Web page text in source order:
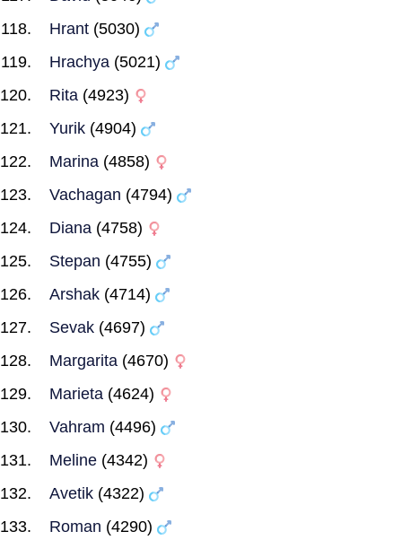
Hrant (5030)
Hrachya (5021)
Rita (4923)
Yurik (4904)
Marina (4858)
Vachagan (4794)
Diana (4758)
Stepan (4755)
Arshak (4714)
Sevak (4697)
Margarita (4670)
Marieta (4624)
Vahram (4496)
Meline (4342)
Avetik (4322)
Roman (4290)